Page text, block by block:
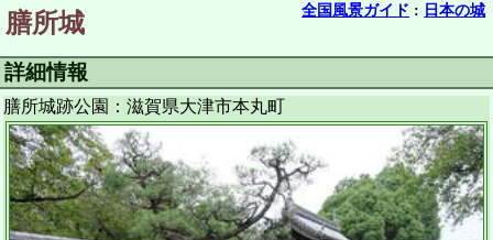
全国風景ガイド : 日本の城
膳所城
詳細情報
膳所城跡公園：滋賀県大津市本丸町